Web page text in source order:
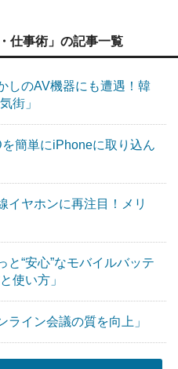
仕事術」の記事一覧
しのAV機器にも遭遇！韓
街」
簡単にiPhoneに取り込ん
イヤホンに再注目！メリ
と“安心”なモバイルバッテ
使い方」
ライン会議の質を向上」